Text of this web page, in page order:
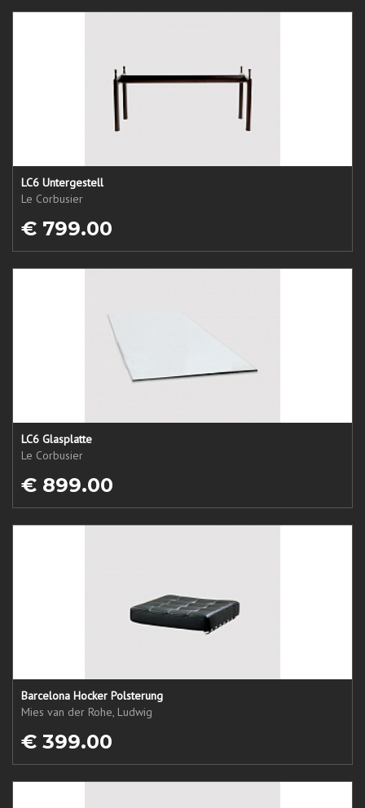
LC6 Untergestell
Le Corbusier
€ 799.00
LC6 Glasplatte
Le Corbusier
€ 899.00
Barcelona Hocker Polsterung
Mies van der Rohe, Ludwig
€ 399.00